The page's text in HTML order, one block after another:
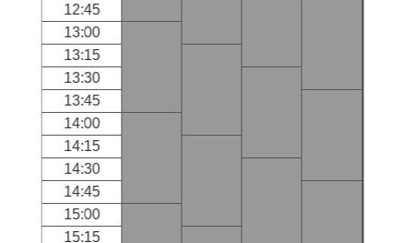
12:45
13:00
13:15
13:30
13:45
14:00
14:15
14:30
14:45
15:00
15:15